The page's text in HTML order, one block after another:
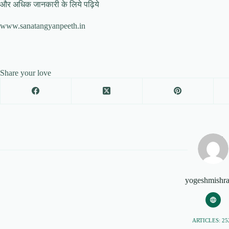
और अधिक जानकारी के लिये पढ़िये
www.sanatangyanpeeth.in
Share your love
ARTICLES: